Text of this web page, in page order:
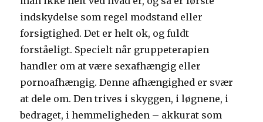
indskydelse som regel modstand eller
forsigtighed. Det er helt ok, og fuldt
forståeligt. Specielt når gruppeterapien
handler om at være sexafhængig eller
pornoafhængig. Denne afhængighed er svær
at dele om. Den trives i skyggen, i løgnene, i
bedraget, i hemmeligheden – akkurat som